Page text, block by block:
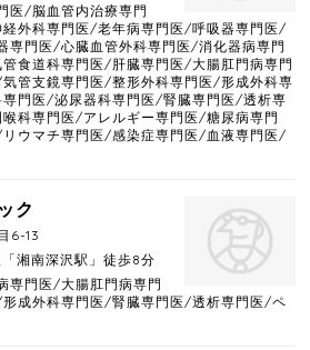
医/脳血管内治療専門
外科専門医/老年病専門医/呼吸器専門医/
専門医/心臓血管外科専門医/消化器病専門
食道科専門医/肝臓専門医/大腸肛門病専門
管支鏡専門医/整形外科専門医/形成外科専
門医/泌尿器科専門医/腎臓専門医/透析専
科専門医/アレルギー専門医/糖尿病専門
ウマチ専門医/感染症専門医/血液専門医/
ク
6-13
湘南深沢駅」徒歩8分
専門医/大腸肛門病専門
成外科専門医/腎臓専門医/透析専門医/ペ